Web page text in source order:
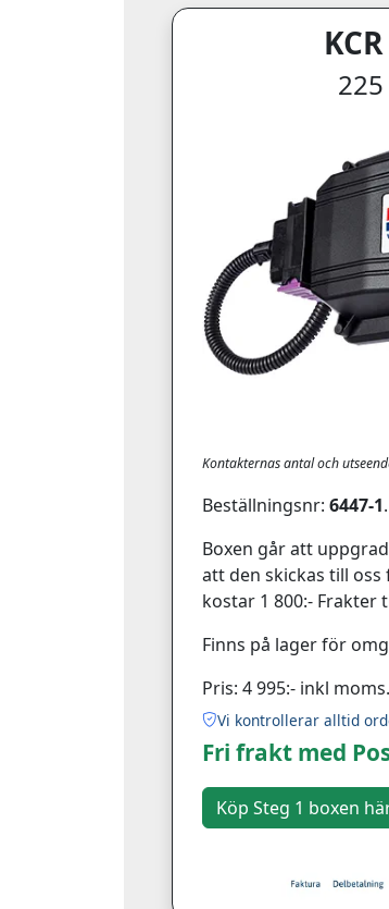
Kontakternas antal och
Beställningsnr: 6447-1
Boxen går att
att den skickas till
kostar 1 800:- Frakter
Finns på lager för
Pris: 4 995:- inkl moms.
Vi kontrollerar alltid
Fri frakt med